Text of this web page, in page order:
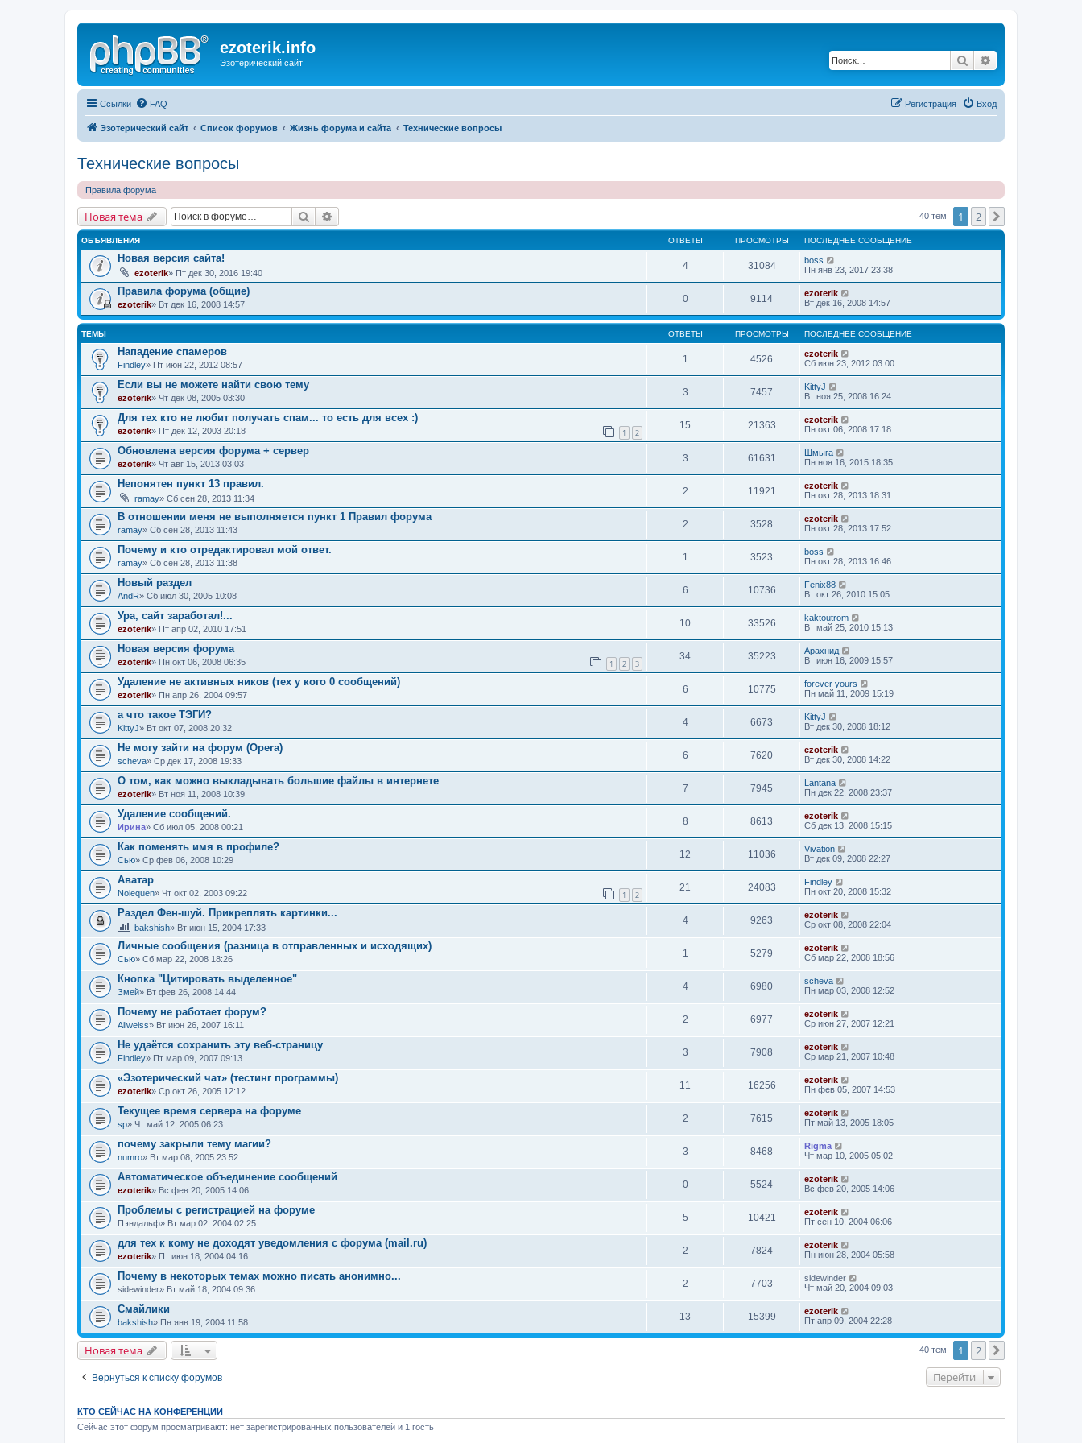
ezoterik.info
Эзотерический сайт Поиск
Ссылки FAQ Вход
Регистрация
Эзотерический сайт Список форумов Жизнь форума и сайта Технические вопросы
Технические вопросы
Правила форума
Новая тема Поиск 40 тем 1 2
ОБЪЯВЛЕНИЯ ОТВЕТЫ ПРОСМОТРЫ ПОСЛЕДНЕЕ СООБЩЕНИЕ
Новая версия сайта!
ezoterik» Пт дек 30, 2016 19:40
4 31084
boss
Пн янв 23, 2017 23:38
Правила форума (общие)
ezoterik» Вт дек 16, 2008 14:57
0 9114
ezoterik
Вт дек 16, 2008 14:57
ТЕМЫ ОТВЕТЫ ПРОСМОТРЫ ПОСЛЕДНЕЕ СООБЩЕНИЕ
Нападение спамеров
Findley» Пт июн 22, 2012 08:57
1 4526
ezoterik
Сб июн 23, 2012 03:00
Если вы не можете найти свою тему
ezoterik» Чт дек 08, 2005 03:30
3 7457
KittyJ
Вт ноя 25, 2008 16:24
Для тех кто не любит получать спам... то есть для всех :)
ezoterik» Пт дек 12, 2003 20:18 1 2
15 21363
ezoterik
Пн окт 06, 2008 17:18
Обновлена версия форума + сервер
ezoterik» Чт авг 15, 2013 03:03
3 61631
Шмыга
Пн ноя 16, 2015 18:35
Непонятен пункт 13 правил.
ramay» Сб сен 28, 2013 11:34
2 11921
ezoterik
Пн окт 28, 2013 18:31
В отношении меня не выполняется пункт 1 Правил форума
ramay» Сб сен 28, 2013 11:43
2 3528
ezoterik
Пн окт 28, 2013 17:52
Почему и кто отредактировал мой ответ.
ramay» Сб сен 28, 2013 11:38
1 3523
boss
Пн окт 28, 2013 16:46
Новый раздел
AndR» Сб июл 30, 2005 10:08
6 10736
Fenix88
Вт окт 26, 2010 15:05
Ура, сайт заработал!...
ezoterik» Пт апр 02, 2010 17:51
10 33526
kaktoutrom
Вт май 25, 2010 15:13
Новая версия форума
ezoterik» Пн окт 06, 2008 06:35 1 2 3
34 35223
Арахнид
Вт июн 16, 2009 15:57
Удаление не активных ников (тех у кого 0 сообщений)
ezoterik» Пн апр 26, 2004 09:57
6 10775
forever yours
Пн май 11, 2009 15:19
а что такое ТЭГИ?
KittyJ» Вт окт 07, 2008 20:32
4 6673
KittyJ
Вт дек 30, 2008 18:12
Не могу зайти на форум (Opera)
sсheva» Ср дек 17, 2008 19:33
6 7620
ezoterik
Вт дек 30, 2008 14:22
О том, как можно выкладывать большие файлы в интернете
ezoterik» Вт ноя 11, 2008 10:39
7 7945
Lantana
Пн дек 22, 2008 23:37
Удаление сообщений.
Ирина» Сб июл 05, 2008 00:21
8 8613
ezoterik
Сб дек 13, 2008 15:15
Как поменять имя в профиле?
Сью» Ср фев 06, 2008 10:29
12 11036
Vivation
Вт дек 09, 2008 22:27
Аватар
Nolequen» Чт окт 02, 2003 09:22 1 2
21 24083
Findley
Пн окт 20, 2008 15:32
Раздел Фен-шуй. Прикреплять картинки...
bakshish» Вт июн 15, 2004 17:33
4 9263
ezoterik
Ср окт 08, 2008 22:04
Личные сообщения (разница в отправленных и исходящих)
Сью» Сб мар 22, 2008 18:26
1 5279
ezoterik
Сб мар 22, 2008 18:56
Кнопка "Цитировать выделенное"
Змей» Вт фев 26, 2008 14:44
4 6980
sсheva
Пн мар 03, 2008 12:52
Почему не работает форум?
Allweiss» Вт июн 26, 2007 16:11
2 6977
ezoterik
Ср июн 27, 2007 12:21
Не удаётся сохранить эту веб-страницу
Findley» Пт мар 09, 2007 09:13
3 7908
ezoterik
Ср мар 21, 2007 10:48
«Эзотерический чат» (тестинг программы)
ezoterik» Ср окт 26, 2005 12:12
11 16256
ezoterik
Пн фев 05, 2007 14:53
Текущее время сервера на форуме
sp» Чт май 12, 2005 06:23
2 7615
ezoterik
Пт май 13, 2005 18:05
почему закрыли тему магии?
numro» Вт мар 08, 2005 23:52
3 8468
Rigma
Чт мар 10, 2005 05:02
Автоматическое объединение сообщений
ezoterik» Вс фев 20, 2005 14:06
0 5524
ezoterik
Вс фев 20, 2005 14:06
Проблемы с регистрацией на форуме
Пэндальф» Вт мар 02, 2004 02:25
5 10421
ezoterik
Пт сен 10, 2004 06:06
для тех к кому не доходят уведомления с форума (mail.ru)
ezoterik» Пт июн 18, 2004 04:16
2 7824
ezoterik
Пн июн 28, 2004 05:58
Почему в некоторых темах можно писать анонимно...
sidewinder» Вт май 18, 2004 09:36
2 7703
sidewinder
Чт май 20, 2004 09:03
Смайлики
bakshish» Пн янв 19, 2004 11:58
13 15399
ezoterik
Пт апр 09, 2004 22:28
Новая тема 40 тем 1 2
Вернуться к списку форумов Перейти
КТО СЕЙЧАС НА КОНФЕРЕНЦИИ
Сейчас этот форум просматривают: нет зарегистрированных пользователей и 1 гость